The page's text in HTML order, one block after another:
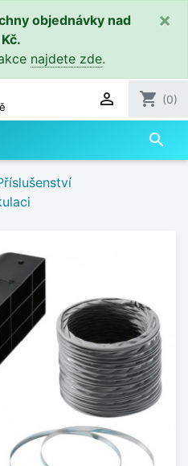
objednávky nad
najdete zde.
×
 shopping_cart (0)
search